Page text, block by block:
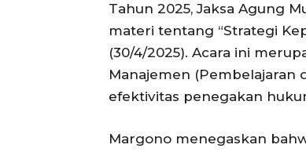
Tahun 2025, Jaksa Agung
materi tentang “Strategi
(30/4/2025). Acara ini
Manajemen (Pembelajaran
efektivitas penegakan
Margono menegaskan